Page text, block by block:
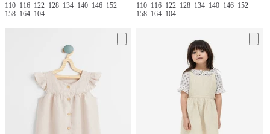
110 116 122 128 134 140 146 152
158 164 104
110 116 122 128 134 140 146 152
158 164 104